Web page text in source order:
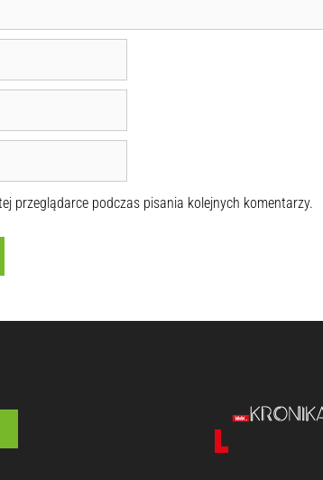
przeglądarce podczas pisania kolejnych komentarzy.